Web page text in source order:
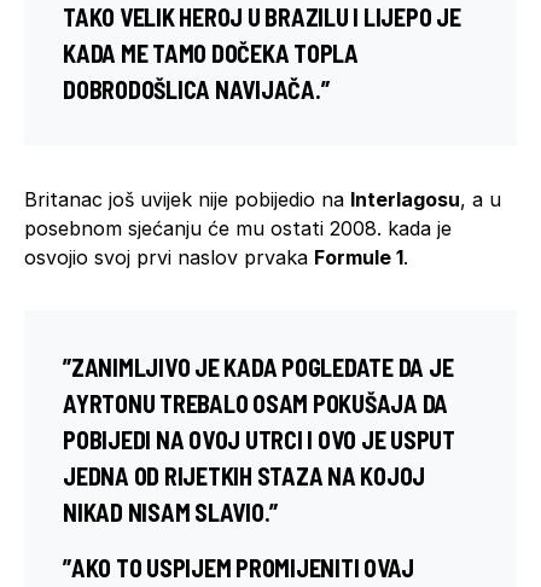
TAKO VELIK HEROJ U BRAZILU I LIJEPO JE
KADA ME TAMO DOČEKA TOPLA
DOBRODOŠLICA NAVIJAČA.”
Britanac još uvijek nije pobijedio na Interlagosu, a u
posebnom sjećanju će mu ostati 2008. kada je
osvojio svoj prvi naslov prvaka Formule 1.
”ZANIMLJIVO JE KADA POGLEDATE DA JE
AYRTONU TREBALO OSAM POKUŠAJA DA
POBIJEDI NA OVOJ UTRCI I OVO JE USPUT
JEDNA OD RIJETKIH STAZA NA KOJOJ
NIKAD NISAM SLAVIO.”
”AKO TO USPIJEM PROMIJENITI OVAJ